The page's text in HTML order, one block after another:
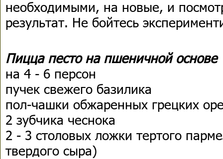
необходимыми, на новые, и
результат. Не бойтесь
Пицца песто на пшеничной основе
на 4 - 6 персон
пучек свежего базилика
пол-чашки обжаренных грецких
2 зубчика чеснока
2 - 3 столовых ложки тертого
твердого сыра)